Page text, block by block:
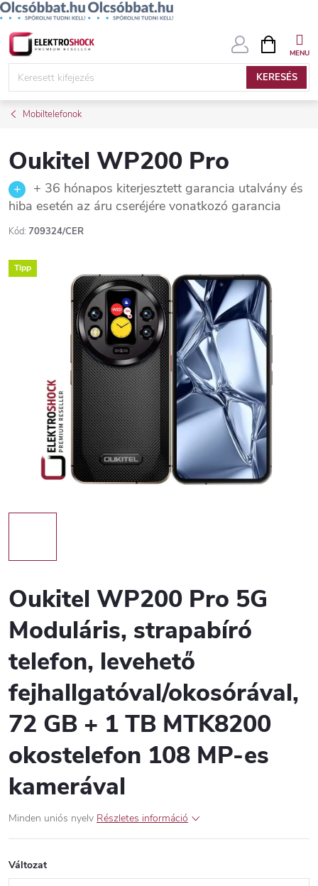
Ugrás
KERESÉS
KOSÁR
Mobiltelefonok
Oukitel WP200 Pro
+ 36 hónapos kiterjesztett garancia utalvány és
hiba esetén az áru cseréjére vonatkozó garancia
Kód: 709324/CER
Tipp
Oukitel WP200 Pro 5G
Moduláris, strapabíró
telefon, levehető
fejhallgatóval/okosórával,
72 GB + 1 TB MTK8200
okostelefon 108 MP-es
kamerával
Minden uniós nyelv Részletes információ
Változat